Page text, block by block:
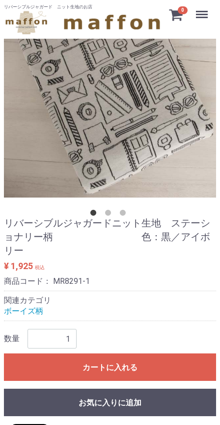
リバーシブルジャガード ニット生地のお店
0 Menu
リバーシブルジャガードニット生地 ステーシ
ョナリー柄 色：黒／アイボ
リー
¥ 1,925 税込
商品コード： MR8291-1
関連カテゴリ
ボーイズ柄
数量
カートに入れる
お気に入りに追加